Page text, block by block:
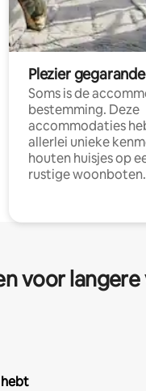
Plezier
Soms is de
bestemming. Deze
accommodaties
allerlei unieke
houten huisjes op
rustige woonboten.
voor